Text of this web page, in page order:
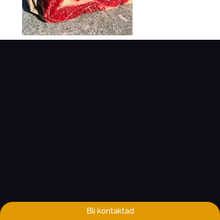
Bli kontaktad